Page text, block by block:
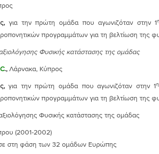
για την πρώτη ομάδα που αγωνιζόταν στην 1η
προγραμμάτων για τη βελτίωση της
Φυσικής κατάστασης της ομάδας
C., Λάρνακα, Κύπρος
για την πρώτη ομάδα που αγωνιζόταν στην 1η
προγραμμάτων για τη βελτίωση της
Φυσικής κατάστασης της ομάδας
(2001-2002)
στη φάση των 32 ομάδων Ευρώπης